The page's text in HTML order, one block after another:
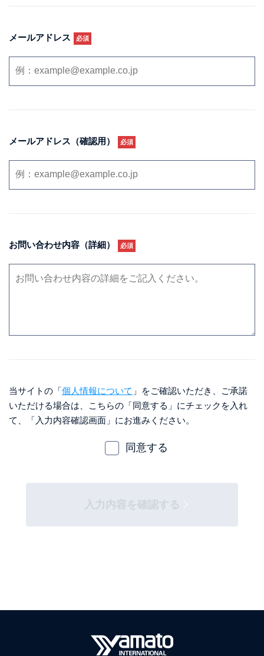
メールアドレス 必須
メールアドレス（確認用） 必須
お問い合わせ内容（詳細） 必須
当サイトの「個人情報について 」をご確認いただき、ご承諾
いただける場合は、
こちらの「同意する」にチェックを入れ
て、「入力内容確認画面」にお進みください。
同意する
入力内容を確認する